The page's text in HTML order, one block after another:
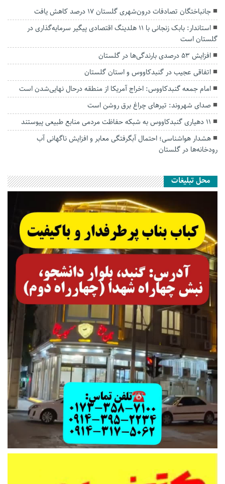
جانباختگان تصادفات درون‌شهری گلستان ۱۷ درصد کاهش یافت
استاندار: بابک زنجانی با ۱۱ هلدینگ اقتصادی پیگیر سرمایه‌گذاری در
گلستان است
افزایش ۵۳ درصدی بارندگی‌ها در گلستان
اتفاقی عجیب در‌ گنبدکاووس و استان گلستان
امام جمعه گنبدکاووس: اخراج آمریکا از منطقه درحال نهایی‌شدن است
صدای شهروند: تیرهای چراغ برق روشن است
۱۱ دهیاری گنبدکاووس به شبکه حفاظت مردمی منابع طبیعی پیوستند
هشدار هواشناسی؛ احتمال آبگرفتگی معابر و افزایش ناگهانی آب
رودخانه‌ها در گلستان
محل تبلیغات